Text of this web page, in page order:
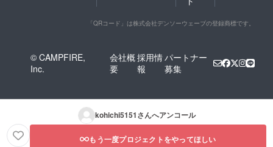
「QRコード」は株式会社デンソーウェーブの登録商標です。
© CAMPFIRE,
Inc.
会社概
要
採用情
報
パートナー
募集
kohichi5151さんへアンコール
もう一度プロジェクトをやってほしい